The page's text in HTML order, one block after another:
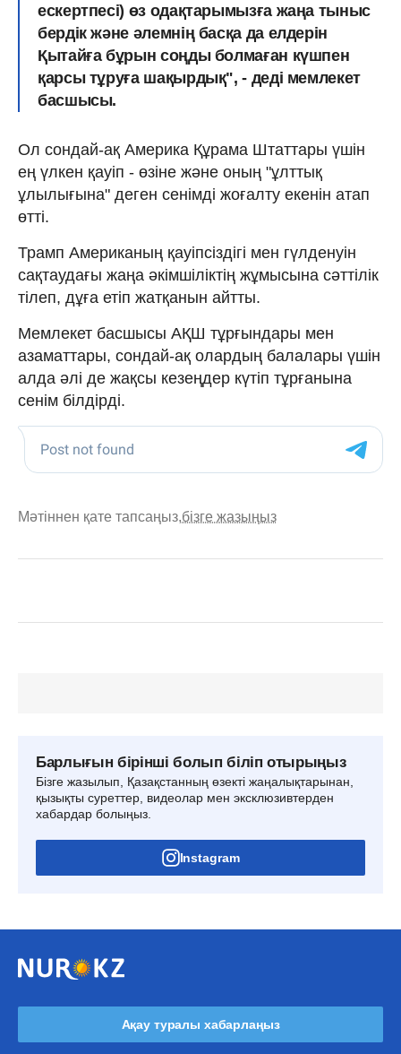
ескертпесі) өз одақтарымызға жаңа тыныс
бердік және әлемнің басқа да елдерін
Қытайға бұрын соңды болмаған күшпен
қарсы тұруға шақырдық", - деді мемлекет
басшысы.
Ол сондай-ақ Америка Құрама Штаттары үшін
ең үлкен қауіп - өзіне және оның "ұлттық
ұлылығына" деген сенімді жоғалту екенін атап
өтті.
Трамп Американың қауіпсіздігі мен гүлденуін
сақтаудағы жаңа әкімшіліктің жұмысына сәттілік
тілеп, дұға етіп жатқанын айтты.
Мемлекет басшысы АҚШ тұрғындары мен
азаматтары, сондай-ақ олардың балалары үшін
алда әлі де жақсы кезеңдер күтіп тұрғанына
сенім білдірді.
Мәтіннен қате тапсаңыз,бізге жазыңыз
Барлығын бірінші болып біліп отырыңыз
Бізге жазылып, Қазақстанның өзекті жаңалықтарынан,
қызықты суреттер, видеолар мен эксклюзивтерден
хабардар болыңыз.
Instagram
Ақау туралы хабарлаңыз